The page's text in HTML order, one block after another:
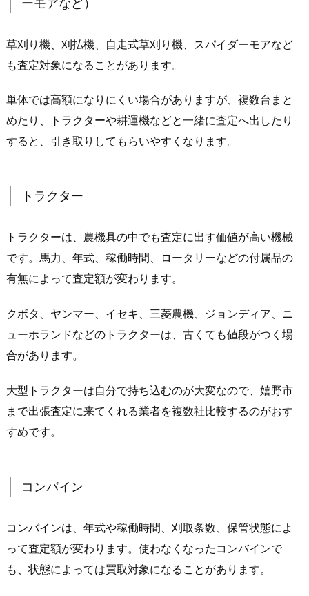
草刈り機、刈払機、自走式草刈り機、スパイダーモアなど
も査定対象になることがあります。
単体では高額になりにくい場合がありますが、複数台まと
めたり、トラクターや耕運機などと一緒に査定へ出したり
すると、引き取りしてもらいやすくなります。
トラクター
トラクターは、農機具の中でも査定に出す価値が高い機械
です。馬力、年式、稼働時間、ロータリーなどの付属品の
有無によって査定額が変わります。
クボタ、ヤンマー、イセキ、三菱農機、ジョンディア、ニ
ューホランドなどのトラクターは、古くても値段がつく場
合があります。
大型トラクターは自分で持ち込むのが大変なので、嬉野市
まで出張査定に来てくれる業者を複数社比較するのがおす
すめです。
コンバイン
コンバインは、年式や稼働時間、刈取条数、保管状態によ
って査定額が変わります。使わなくなったコンバインで
も、状態によっては買取対象になることがあります。